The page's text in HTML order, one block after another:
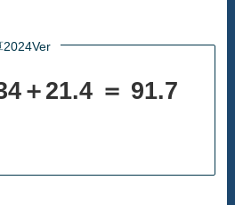
2024Ver
＋21.4 ＝ 91.7